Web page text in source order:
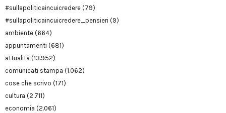
#sullapoliticaincuicredere (79)
#sullapoliticaincuicredere_pensieri (9)
ambiente (664)
appuntamenti (681)
attualità (13.952)
comunicati stampa (1.062)
cose che scrivo (171)
cultura (2.711)
economia (2.061)